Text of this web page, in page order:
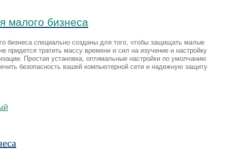
малого бизнеса
бизнеса специально созданы для того, чтобы защищать малые
тратить массу времени и сил на изучение и настройку
Простая установка, оптимальные настройки по умолчанию
безопасность вашей компьютерной сети и надежную защиту